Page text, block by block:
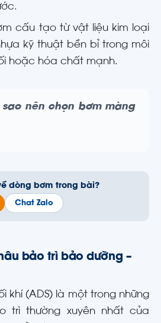
cấu tạo từ vật liệu kim loại
kỹ thuật bền bỉ trong môi
hoặc hóa chất mạnh.
sao nên chọn bơm màng
dòng bơm trong bài?
Chat Zalo
bảo trì bảo dưỡng –
khí (ADS) là một trong những
trì thường xuyên nhất của